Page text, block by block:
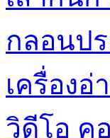
กลอนป
เครื่องอ่
วิดีโอ ค